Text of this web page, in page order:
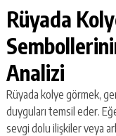
Rüyada
Analizi
Rüyada kolye görmek,
duyguları temsil eder.
sevgi dolu ilişkiler veya